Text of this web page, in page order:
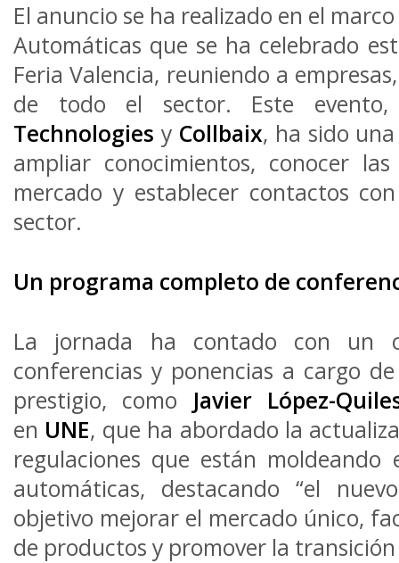
El anuncio se ha realizado en el
Automáticas que se ha celebrado
Feria Valencia, reuniendo a
de todo el sector. Este
Technologies y Collbaix, ha sido
ampliar conocimientos, conocer
mercado y establecer contactos
sector.
Un programa completo de
La jornada ha contado con un
conferencias y ponencias a cargo
prestigio, como Javier López-
en UNE, que ha abordado la
regulaciones que están
automáticas, destacando “el
objetivo mejorar el mercado único,
de productos y promover la